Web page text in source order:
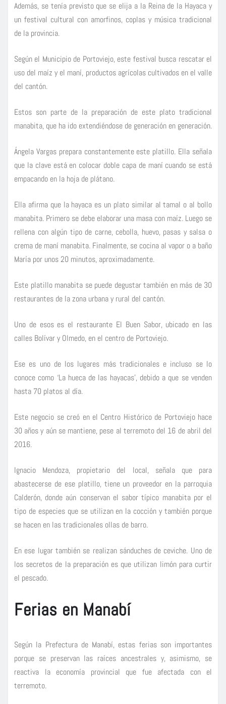
Además, se tenía previsto que se elija a la Reina de la Hayaca y
un festival cultural con amorfinos, coplas y música tradicional
de la provincia.
Según el Municipio de Portoviejo, este festival busca rescatar el
uso del maíz y el maní, productos agrícolas cultivados en el valle
del cantón.
Estos son parte de la preparación de este plato tradicional
manabita, que ha ido extendiéndose de generación en generación.
Ángela Vargas prepara constantemente este platillo. Ella señala
que la clave está en colocar doble capa de maní cuando se está
empacando en la hoja de plátano.
Ella afirma que la hayaca es un plato similar al tamal o al bollo
manabita. Primero se debe elaborar una masa con maíz. Luego se
rellena con algún tipo de carne, cebolla, huevo, pasas y salsa o
crema de maní manabita. Finalmente, se cocina al vapor o a baño
María por unos 20 minutos, aproximadamente.
Este platillo manabita se puede degustar también en más de 30
restaurantes de la zona urbana y rural del cantón.
Uno de esos es el restaurante El Buen Sabor, ubicado en las
calles Bolívar y Olmedo, en el centro de Portoviejo.
Ese es uno de los lugares más tradicionales e incluso se lo
conoce como ‘La hueca de las hayacas’, debido a que se venden
hasta 70 platos al día.
Este negocio se creó en el Centro Histórico de Portoviejo hace
30 años y aún se mantiene, pese al terremoto del 16 de abril del
2016.
Ignacio Mendoza, propietario del local, señala que para
abastecerse de ese platillo, tiene un proveedor en la parroquia
Calderón, donde aún conservan el sabor típico manabita por el
tipo de especies que se utilizan en la cocción y también porque
se hacen en las tradicionales ollas de barro.
En ese lugar también se realizan sánduches de ceviche. Uno de
los secretos de la preparación es que utilizan limón para curtir
el pescado.
Ferias en Manabí
Según la Prefectura de Manabí, estas ferias son importantes
porque se preservan las raíces ancestrales y, asimismo, se
reactiva la economía provincial que fue afectada con el
terremoto.